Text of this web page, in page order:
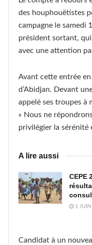
des houphouëtistes
campagne le samedi
président sortant,
avec une attention
Avant cette entrée
d’Abidjan. Devant
appelé ses troupes à
« Nous ne
privilégier la sérénité
A lire aussi
CEPE
1 JUIN
Candidat à un